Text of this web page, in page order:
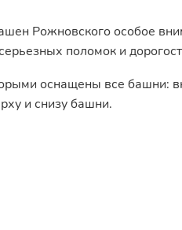
Рожновского особое
поломок и
оснащены все башни:
и снизу башни.